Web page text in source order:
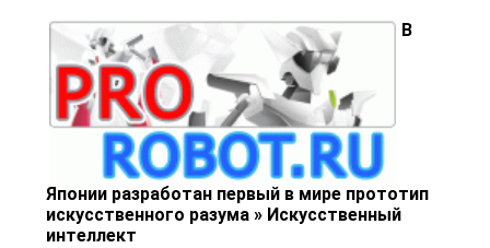
В
Японии разработан первый в мире прототип
искусственного разума » Искусственный
интеллект